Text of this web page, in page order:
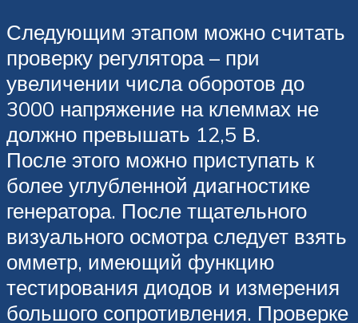
Следующим этапом можно считать
проверку регулятора – при
увеличении числа оборотов до
3000 напряжение на клеммах не
должно превышать 12,5 В.
После этого можно приступать к
более углубленной диагностике
генератора. После тщательного
визуального осмотра следует взять
омметр, имеющий функцию
тестирования диодов и измерения
большого сопротивления. Проверке